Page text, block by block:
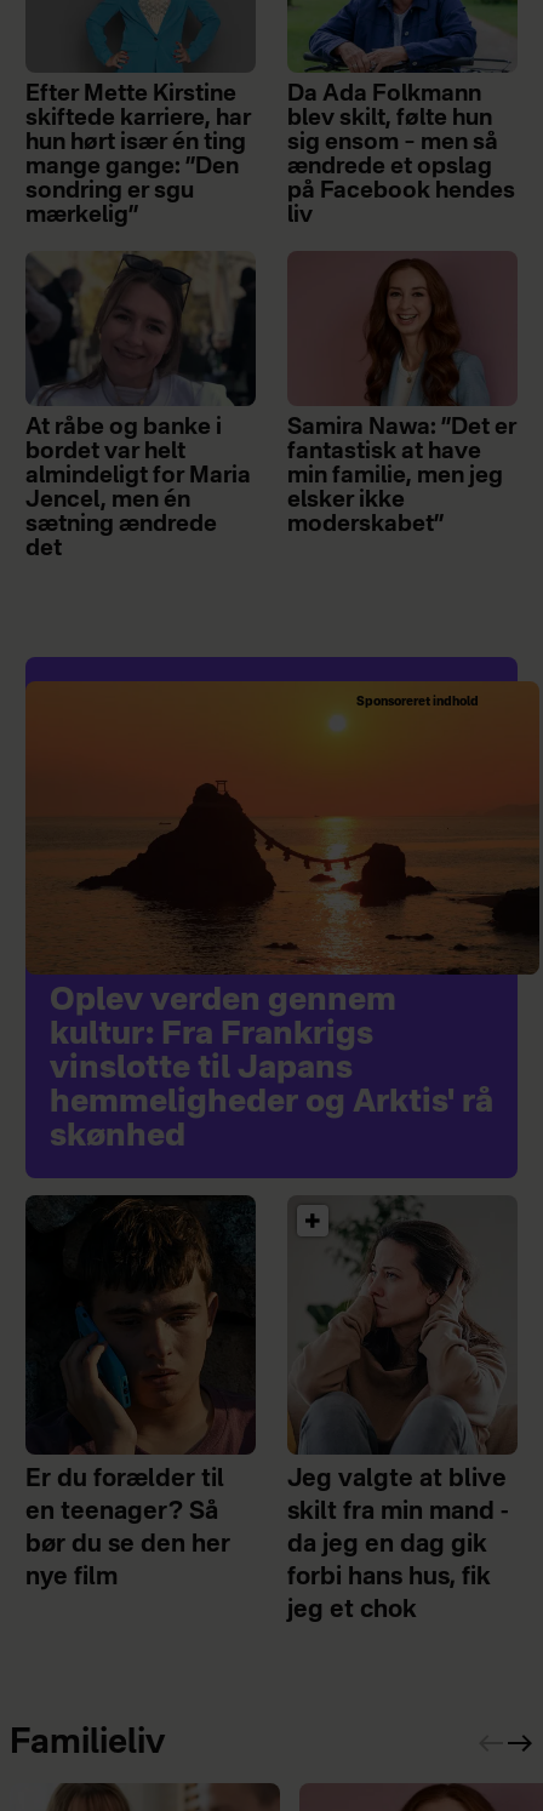
Efter Mette Kirstine
skiftede karriere, har
hun hørt især én ting
mange gange: ”Den
sondring er sgu
mærkelig”
Da Ada Folkmann
blev skilt, følte hun
sig ensom – men så
ændrede et opslag
på Facebook hendes
liv
At råbe og banke i
bordet var helt
almindeligt for Maria
Jencel, men én
sætning ændrede
det
Samira Nawa: ”Det er
fantastisk at have
min familie, men jeg
elsker ikke
moderskabet”
Sponsoreret indhold
Oplev verden gennem
kultur: Fra Frankrigs
vinslotte til Japans
hemmeligheder og Arktis' rå
skønhed
Er du forælder til
en teenager? Så
bør du se den her
nye film
Jeg valgte at blive
skilt fra min mand -
da jeg en dag gik
forbi hans hus, fik
jeg et chok
Familieliv